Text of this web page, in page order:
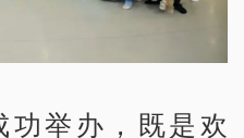
功举办，既是欢